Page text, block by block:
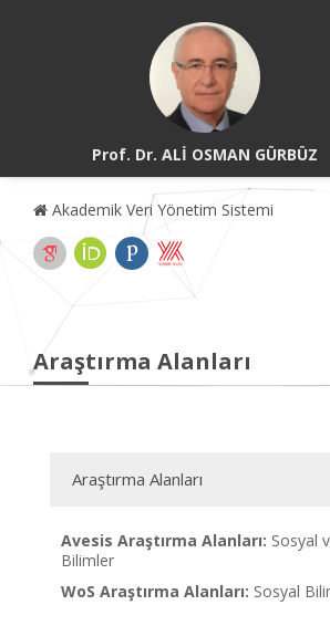
Prof. Dr. ALİ OSMAN GÜRBÜZ
Akademik Veri Yönetim Sistemi
Araştırma Alanları
Araştırma Alanları
Avesis Araştırma Alanları: Sosyal
Bilimler
WoS Araştırma Alanları: Sosyal